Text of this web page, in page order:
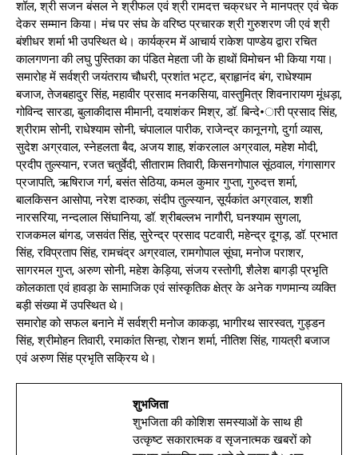
शॉल, श्री सजन बंसल ने श्रीफल एवं श्री रामदत्त चक्रधर ने मानपत्र एवं चेक
देकर सम्मान किया। मंच पर संघ के वरिष्ठ प्रचारक श्री गुरुशरण जी एवं श्री
बंशीधर शर्मा भी उपस्थित थे। कार्यक्रम में आचार्य राकेश पाण्डेय द्वारा रचित
कालगणना की लघु पुस्तिका का पंडित मेहता जी के हाथों विमोचन भी किया गया।
समारोह में सर्वश्री जयंतराय चौधरी, प्रशांत भट्ट, ब्राहृानंद बंग, राधेश्याम
बजाज, तेजबहादुर सिंह, महावीर प्रसाद मनकसिया, वास्तुमित्र शिवनारायण मूंधड़ा,
गोविन्द सारडा, बुलाकीदास मीमानी, दयाशंकर मिश्र, डॉ. बिन्दे•ारी प्रसाद सिंह,
श्रीराम सोनी, राधेश्याम सोनी, चंपालाल पारीक, राजेन्द्र कानूनगो, दुर्गा व्यास,
सुदेश अग्रवाल, स्नेहलता बैद, अजय शाह, शंकरलाल अग्रवाल, महेश मोदी,
प्रदीप तुल्स्यान, रजत चतुर्वेदी, सीताराम तिवारी, किसनगोपाल सूंठवाल, गंगासागर
प्रजापति, ऋषिराज गर्ग, बसंत सेठिया, कमल कुमार गुप्ता, गुरुदत्त शर्मा,
बालकिसन आसोपा, नरेश दारुका, संदीप तुल्स्यान, सूर्यकांत अग्रवाल, शशी
नारसरिया, नन्दलाल सिंघानिया, डॉ. श्रीबल्लभ नागौरी, घनश्याम सुगला,
राजकमल बांगड, जसवंत सिंह, सुरेन्द्र प्रसाद पटवारी, महेन्द्र दूगड़, डॉ. प्रभात
सिंह, रविप्रताप सिंह, रामचंद्र अग्रवाल, रामगोपाल सूंघा, मनोज पराशर,
सागरमल गुप्त, अरुण सोनी, महेश केड़िया, संजय रस्तोगी, शैलेश बागड़ी प्रभृति
कोलकाता एवं हावड़ा के सामाजिक एवं सांस्कृतिक क्षेत्र के अनेक गणमान्य व्यक्ति
बड़ी संख्या में उपस्थित थे।
समारोह को सफल बनाने में सर्वश्री मनोज काकड़ा, भागीरथ सारस्वत, गुड्डन
सिंह, श्रीमोहन तिवारी, रमाकांत सिन्हा, रोशन शर्मा, नीतिश सिंह, गायत्री बजाज
एवं अरुण सिंह प्रभृति सक्रिय थे।
शुभजिता
शुभजिता की कोशिश समस्याओं के साथ ही
उत्कृष्ट सकारात्मक व सृजनात्मक खबरों को